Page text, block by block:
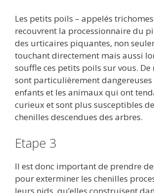
Les petits poils – appelés
recouvrent la processionnaire du
des urticaires piquantes, non
touchant directement mais aussi
souffle ces petits poils sur vous. De
sont particulièrement
enfants et les animaux qui ont
curieux et sont plus susceptibles
chenilles descendues des arbres.
Etape 3
Il est donc important de prendre
pour exterminer les chenilles